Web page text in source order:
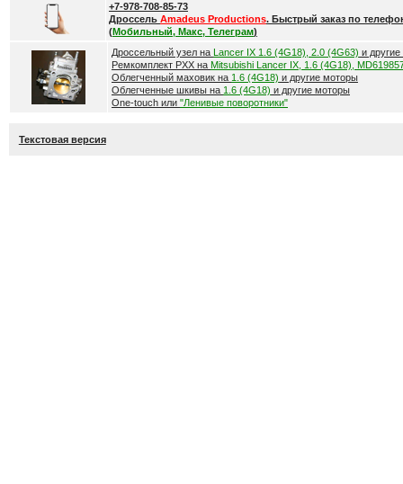
+7-978-708-85-73
Дроссель Amadeus Productions. Быстрый заказ по
(Мобильный, Макс, Телеграм)
Дроссельный узел на Lancer IX 1.6 (4G18), 2.0 (4G63) и
Ремкомплект РХХ на Mitsubishi Lancer IX, 1.6 (4G18),
Облегченный маховик на 1.6 (4G18) и другие моторы
Облегченные шкивы на 1.6 (4G18) и другие моторы
One-touch или "Ленивые поворотники"
Текстовая версия